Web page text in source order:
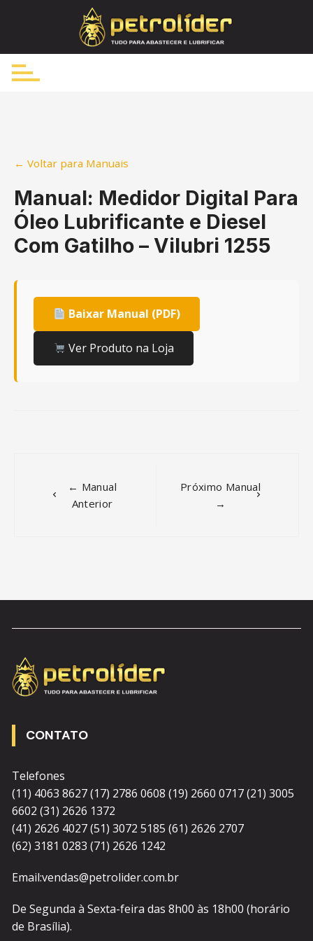
← Voltar para Manuais
Manual: Medidor Digital Para
Óleo Lubrificante e Diesel
Com Gatilho – Vilubri 1255
Baixar Manual (PDF)
Ver Produto na Loja
navigation
← Manual
Anterior
Próximo Manual
→
CONTATO
Telefones
(11) 4063 8627 (17) 2786 0608 (19) 2660 0717 (21) 3005
6602 (31) 2626 1372
(41) 2626 4027 (51) 3072 5185 (61) 2626 2707
(62) 3181 0283 (71) 2626 1242
Email:vendas@petrolider.com.br
De Segunda à Sexta-feira das 8h00 às 18h00 (horário
de Brasília).